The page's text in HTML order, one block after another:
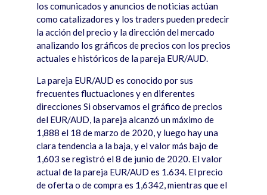
los comunicados y anuncios de noticias actúan
como catalizadores y los traders pueden predecir
la acción del precio y la dirección del mercado
analizando los gráficos de precios con los precios
actuales e históricos de la pareja EUR/AUD.
La pareja EUR/AUD es conocido por sus
frecuentes fluctuaciones y en diferentes
direcciones Si observamos el gráfico de precios
del EUR/AUD, la pareja alcanzó un máximo de
1,888 el 18 de marzo de 2020, y luego hay una
clara tendencia a la baja, y el valor más bajo de
1,603 se registró el 8 de junio de 2020. El valor
actual de la pareja EUR/AUD es 1.634. El precio
de oferta o de compra es 1,6342, mientras que el